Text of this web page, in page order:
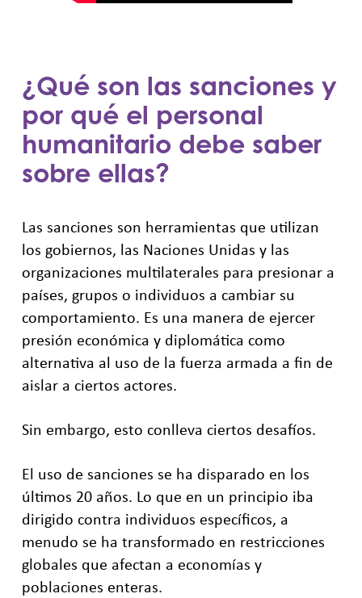
¿Qué son las sanciones y
por qué el personal
humanitario debe saber
sobre ellas?
Las sanciones son herramientas que utilizan
los gobiernos, las Naciones Unidas y las
organizaciones multilaterales para presionar a
países, grupos o individuos a cambiar su
comportamiento. Es una manera de ejercer
presión económica y diplomática como
alternativa al uso de la fuerza armada a fin de
aislar a ciertos actores.
Sin embargo, esto conlleva ciertos desafíos.
El uso de sanciones se ha disparado en los
últimos 20 años. Lo que en un principio iba
dirigido contra individuos específicos, a
menudo se ha transformado en restricciones
globales que afectan a economías y
poblaciones enteras.